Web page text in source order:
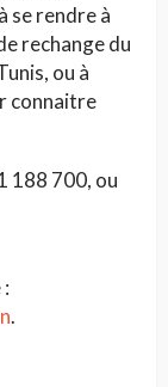
se rendre à
rechange du
ou à
connaitre
188 700, ou
.